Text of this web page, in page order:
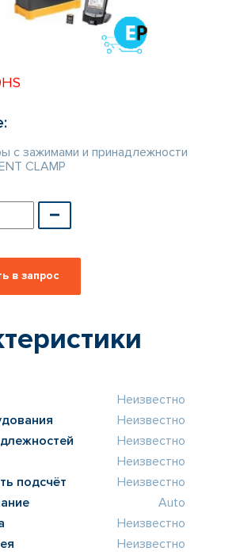
ПРОИЗВОДИТЕЛЕЙ
с зажимами и принадлежности
CLAMP
Неизвестно
Неизвестно
Неизвестно
Неизвестно
подсчёт
Неизвестно
Auto
Неизвестно
Неизвестно